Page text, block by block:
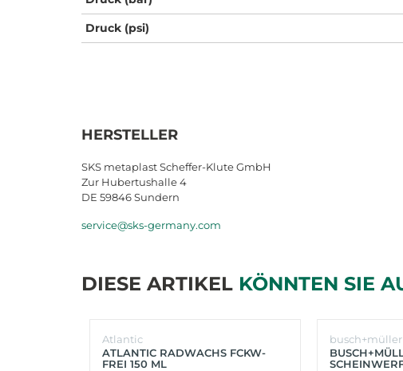
Druck (psi)
HERSTELLER
SKS metaplast Scheffer-Klute GmbH
Zur Hubertushalle 4
DE 59846 Sundern
service@sks-germany.com
DIESE ARTIKEL KÖNNTEN SIE
Atlantic
ATLANTIC RADWACHS FCKW-
FREI 150 ML
busch+müller